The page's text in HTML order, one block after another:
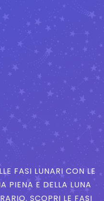
FASI LUNARI CON LE
PIENA E DELLA LUNA
SCOPRI LE FASI